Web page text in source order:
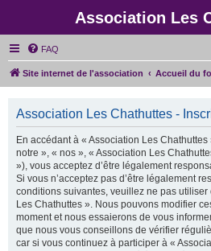
Association Les
FAQ
Site internet de l'association Accueil du
Association Les Chathuttes -
En accédant à « Association Les
notre », « nos », « Association Les
»), vous acceptez d’être légalement
Si vous n’acceptez pas d’être légalement
conditions suivantes, veuillez ne pas utiliser
Les Chathuttes ». Nous pouvons modifier
moment et nous essaierons de vous
que nous vous conseillons de vérifier
car si vous continuez à participer à «